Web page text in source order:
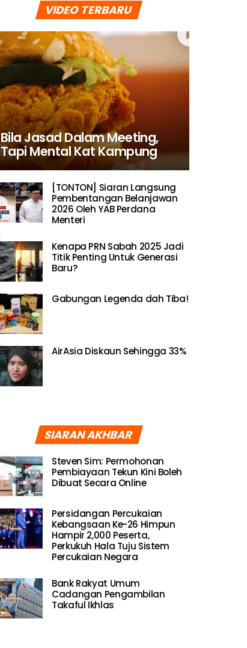
VIDEO TERBARU
Bila Jasad Dalam Meeting,
Tapi Mental Kat Kampung
[TONTON] Siaran Langsung
Pembentangan Belanjawan
2026 Oleh YAB Perdana
Menteri
Kenapa PRN Sabah 2025 Jadi
Titik Penting Untuk Generasi
Baru?
Gabungan Legenda dah Tiba!
AirAsia Diskaun Sehingga 33%
SIARAN AKHBAR
Steven Sim: Permohonan
Pembiayaan Tekun Kini Boleh
Dibuat Secara Online
Persidangan Percukaian
Kebangsaan Ke-26 Himpun
Hampir 2,000 Peserta,
Perkukuh Hala Tuju Sistem
Percukaian Negara
Bank Rakyat Umum
Cadangan Pengambilan
Takaful Ikhlas